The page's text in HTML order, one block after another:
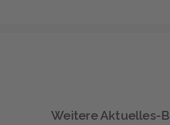
Weitere Aktuelles-